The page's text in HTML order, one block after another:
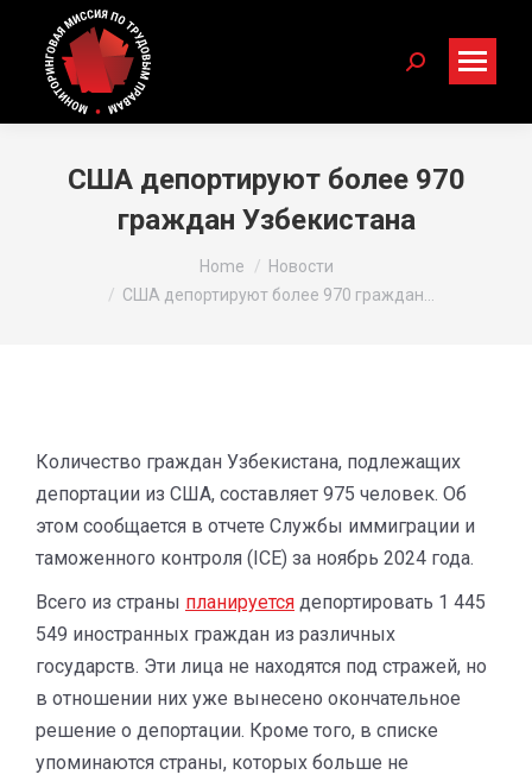
Search:
США депортируют более 970
граждан Узбекистана
Home
Новости
США депортируют более 970 граждан…
Количество граждан Узбекистана, подлежащих
депортации из США, составляет 975 человек. Об
этом сообщается в отчете Службы иммиграции и
таможенного контроля (ICE) за ноябрь 2024 года.
Всего из страны планируется депортировать 1 445
549 иностранных граждан из различных
государств. Эти лица не находятся под стражей, но
в отношении них уже вынесено окончательное
решение о депортации. Кроме того, в списке
упоминаются страны, которых больше не